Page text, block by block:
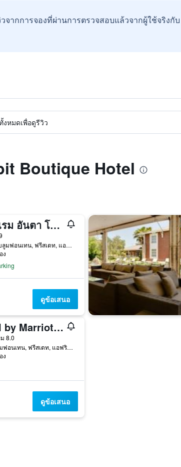
จากการจองที่ผ่านการตรวจสอบแล้วจากผู้ใช้จริงกั
หมดเพื่อดูรีวิว
Boutique Hotel
พรีเมียร์ โรงแรม อันตา โบกา
6 Stapelberg Street, บลูมฟอนเทน, ฟรีสเตท, แอฟริกาใต้
ง
ดูข้อเสนอ
Protea Hotel by Marriott Bloemfontein Willow Lake
8.0
101 Henry Street, บลูมฟอนเทน, ฟรีสเตท, แอฟริกาใต้
ง
ดูข้อเสนอ